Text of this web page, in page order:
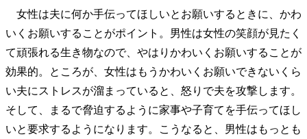
女性は夫に何か手伝ってほしいとお願いするときに、かわ
いくお願いすることがポイント。男性は女性の笑顔が見たく
て頑張れる生き物なので、やはりかわいくお願いすることが
効果的。ところが、女性はもうかわいくお願いできないくら
い夫にストレスが溜まっていると、怒りで夫を攻撃します。
そして、まるで脅迫するように家事や子育てを手伝ってほし
いと要求するようになります。こうなると、男性はもっとも